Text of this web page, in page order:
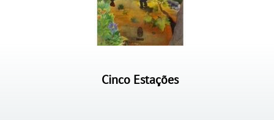
Cinco Estações